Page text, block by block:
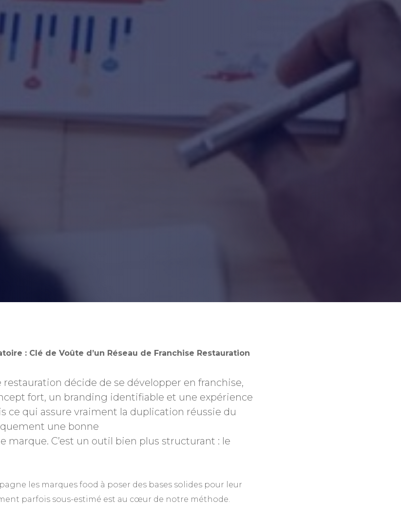
: Clé de Voûte d’un Réseau de Franchise Restauration
restauration décide de se développer en franchise,
fort, un branding identifiable et une expérience
ce qui assure vraiment la duplication réussie du
une bonne
marque. C’est un outil bien plus structurant : le
les marques food à poser des bases solides pour leur
parfois sous-estimé est au cœur de notre méthode.